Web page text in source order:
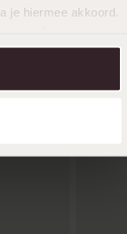
je hiermee akkoord.